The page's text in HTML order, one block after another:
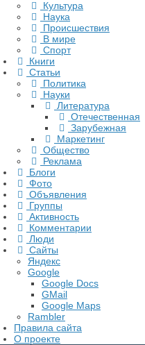
Культура
Наука
Происшествия
В мире
Спорт
Книги
Статьи
Политика
Науки
Литература
Отечественная
Зарубежная
Маркетинг
Общество
Реклама
Блоги
Фото
Объявления
Группы
Активность
Комментарии
Люди
Сайты
Яндекс
Google
Google Docs
GMail
Google Maps
Rambler
Правила сайта
О проекте